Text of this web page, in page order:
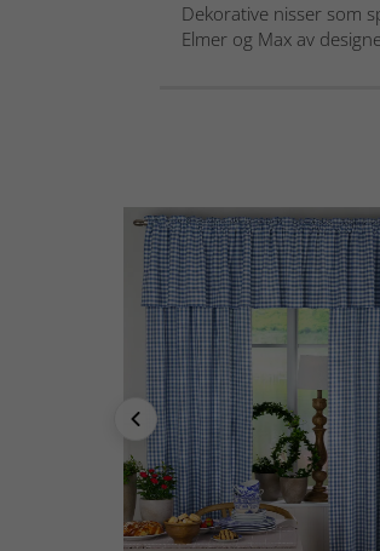
Dekorative nisser som
Elmer og Max av